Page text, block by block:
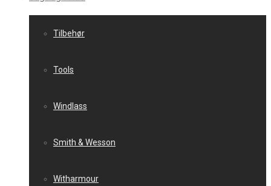
Tilbehør
Tools
Windlass
Smith & Wesson
Witharmour